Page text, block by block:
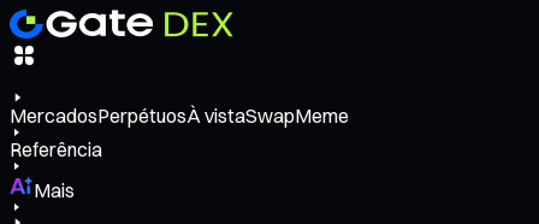
MercadosPerpétuosÀ vistaSwapMeme
Referência
Mais